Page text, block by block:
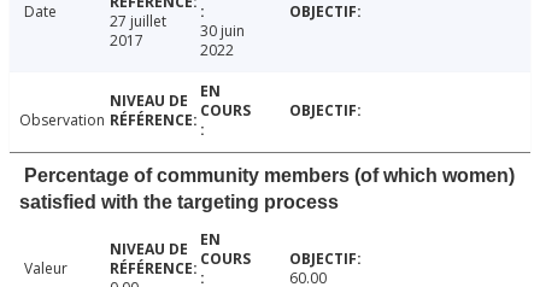
Date
27 juillet
2017
30 juin
2022
Observation
Percentage of community members (of which women)
satisfied with the targeting process
Valeur
60.00